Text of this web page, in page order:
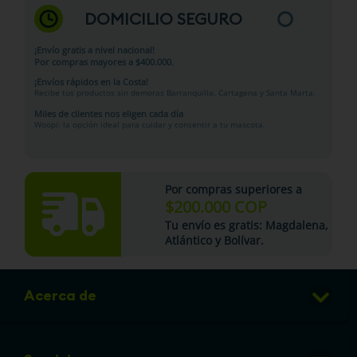
DOMICILIO SEGURO
¡Envío gratis a nivel nacional!
Por compras mayores a $400.000.
¡Envíos rápidos en la Costa!
Recibe tus productos sin demoras Barranquilla, Cartagena y Santa Marta.
Miles de clientes nos eligen cada día
Woopi: la opción ideal para cuidar y consentir a tu mascota.
Por compras superiores a
$200.000 COP
Tu envío es gratis: Magdalena,
Atlántico y Bolívar.
Acerca de
Club de Puntos